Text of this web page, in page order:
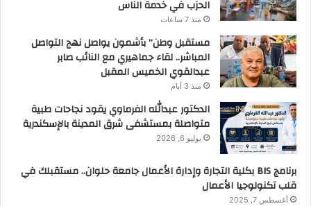
الحزب في خدمة الناس
منذ 7 ساعات
مستقبل وطن” بأشمون يواصل نهج التواصل
المباشر.. لقاء جماهيري مع النائب صابر
عبدالقوي الخميس المقبل
منذ 3 أيام
الدكتور عبدالله الفرماوي يقود نجاحات طبية
متواصلة بمستشفى شرق المدينة بالإسكندرية
يوليو 6, 2026
برنامج BIS بكلية التجارة وإدارة الأعمال جامعة حلوان.. مستقبلك في
قلب تكنولوجيا الأعمال
أغسطس 7, 2025